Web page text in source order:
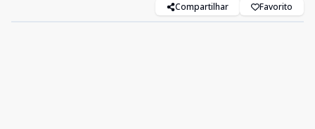
Compartilhar Favorito